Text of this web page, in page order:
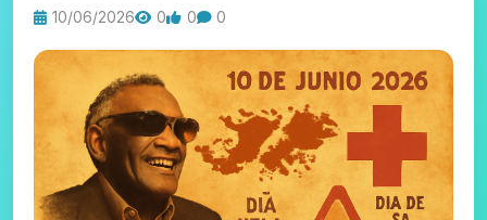
10/06/2026 0 0 0